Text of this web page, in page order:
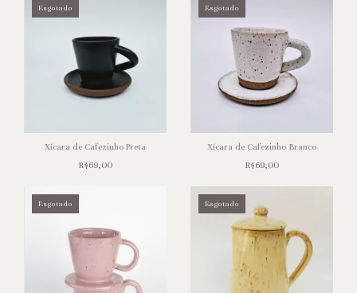
Esgotado
Xícara de Cafezinho Preta
R$69,00
Esgotado
Xícara de Cafezinho Branco
R$69,00
Esgotado Esgotado